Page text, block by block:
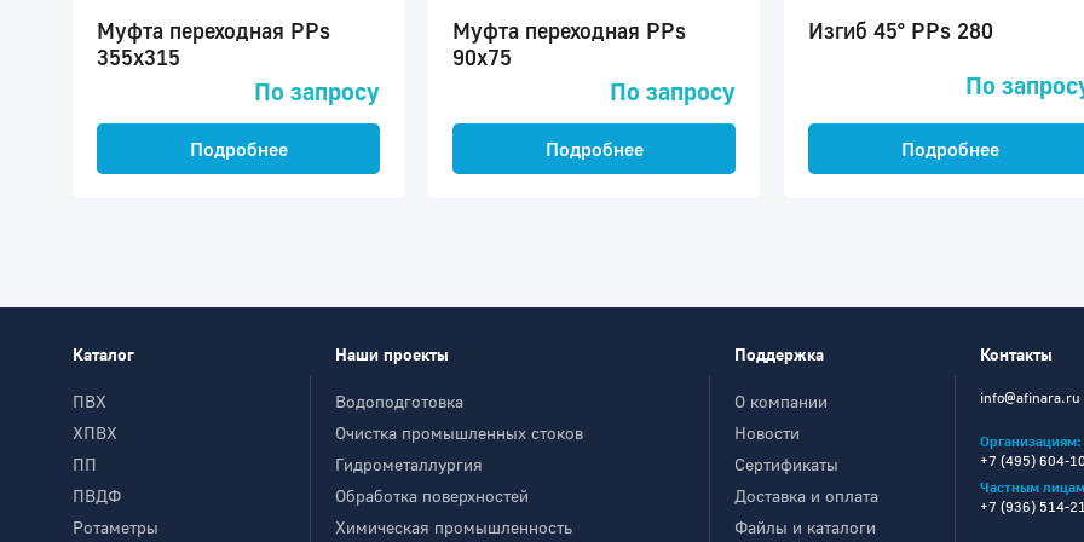
Муфта переходная PPs
355х315
По запросу
Подробнее
Муфта переходная PPs
90х75
По запросу
Подробнее
Изгиб 45° PPs 280
По
Подробнее
Каталог
ПВХ
ХПВХ
ПП
ПВДФ
Ротаметры
Наши проекты
Водоподготовка
Очистка промышленных стоков
Гидрометаллургия
Обработка поверхностей
Химическая промышленность
Поддержка
О компании
Новости
Сертификаты
Доставка и оплата
Файлы и каталоги
Контакты
info@afinara.ru
Организациям:
+7 (495) 604-
Частным
+7 (936) 514-